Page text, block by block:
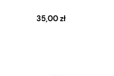
35,00 zł